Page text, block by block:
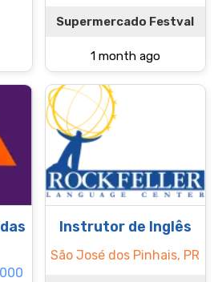
Supermercado Festval
1 month ago
Instrutor de Inglês
São José dos Pinhais, PR